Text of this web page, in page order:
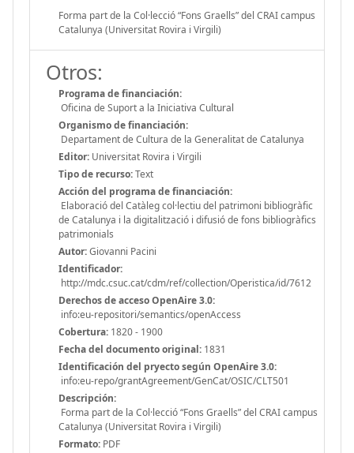
Forma part de la Col·lecció “Fons Graells” del CRAI campus
Catalunya (Universitat Rovira i Virgili)
Otros:
Programa de financiación:
Oficina de Suport a la Iniciativa Cultural
Organismo de financiación:
Departament de Cultura de la Generalitat de Catalunya
Editor: Universitat Rovira i Virgili
Tipo de recurso:Text
Acción del programa de financiación:
Elaboració del Catàleg col·lectiu del patrimoni bibliogràfic
de Catalunya i la digitalització i difusió de fons bibliogràfics
patrimonials
Autor:Giovanni Pacini
Identificador:
http://mdc.csuc.cat/cdm/ref/collection/Operistica/id/7612
Derechos de acceso OpenAire 3.0:
info:eu-repositori/semantics/openAccess
Cobertura: 1820 - 1900
Fecha del documento original: 1831
Identificación del pryecto según OpenAire 3.0:
info:eu-repo/grantAgreement/GenCat/OSIC/CLT501
Descripción:
Forma part de la Col·lecció “Fons Graells” del CRAI campus
Catalunya (Universitat Rovira i Virgili)
Formato: PDF